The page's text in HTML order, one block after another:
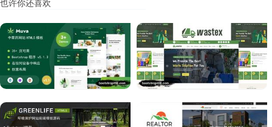
也许你还喜欢